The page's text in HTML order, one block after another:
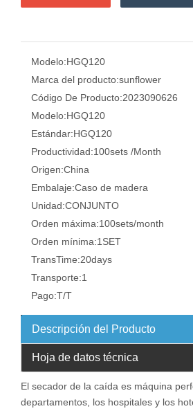
Modelo:HGQ120
Marca del producto:sunflower
Código De Producto:2023090626
Modelo:HGQ120
Estándar:HGQ120
Productividad:100sets /Month
Origen:China
Embalaje:Caso de madera
Unidad:CONJUNTO
Orden máxima:100sets/month
Orden mínima:1SET
TransTime:20days
Transporte:1
Pago:T/T
Descripción del Producto
Hoja de datos técnica
El secador de la caída es máquina
departamentos, los hospitales y los